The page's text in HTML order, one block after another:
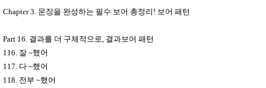
Chapter 3. 문장을 완성하는 필수 보어 총정리 ! 보어 패턴
Part 16. 결과를 더 구체적으로 결과보어 패턴
116. 잘 ~했어
117. 다 ~했어
118. 전부 ~했어